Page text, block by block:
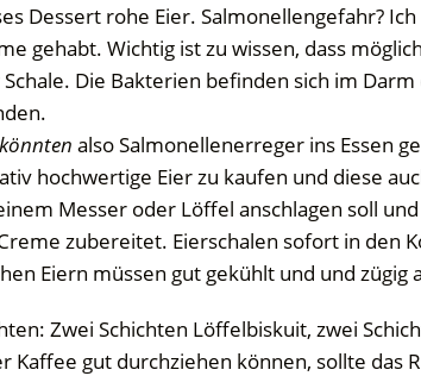
Dessert rohe Eier. Salmonellengefahr?
gehabt. Wichtig ist zu wissen, dass
Die Bakterien befinden sich im
könnten also Salmonellenerreger ins Essen
hochwertige Eier zu kaufen und diese
Messer oder Löffel anschlagen soll
zubereitet. Eierschalen sofort in den
Eiern müssen gut gekühlt und und zügig
Zwei Schichten Löffelbiskuit, zwei
Kaffee gut durchziehen können, sollte das